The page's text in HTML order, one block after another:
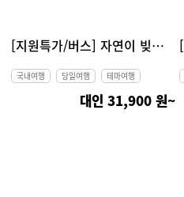
[지원특가/버스] 자연이 빚은 보물 부안 변산반도 당일여행(내소사, 적벽강 노을길, 줄포만 갈대밭, 슬지제빵소&곰소항)
국내여행 당일여행 테마여행
대인 31,900 원~